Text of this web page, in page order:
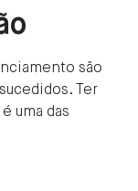
são
Ter
uma das